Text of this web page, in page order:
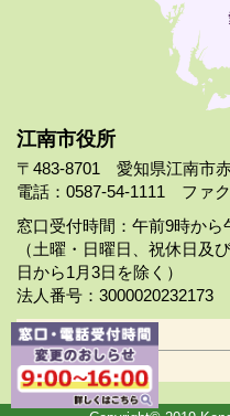
江南市役所
〒483-8701 愛知県江南市
電話：0587-54-1111 ファ
窓口受付時間：午前9時から
（土曜・日曜日、祝休日及
日から1月3日を除く）
法人番号：3000020232173
市役所案内
日曜市役所